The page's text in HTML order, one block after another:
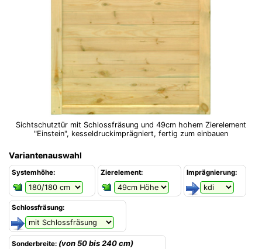
Sichtschutztür mit Schlossfräsung und 49cm hohem Zierelement
"Einstein", kesseldruckimprägniert, fertig zum einbauen
Variantenauswahl
Systemhöhe: Zierelement: Imprägnierung:
Schlossfräsung:
Sonderbreite: (von 50 bis 240 cm)